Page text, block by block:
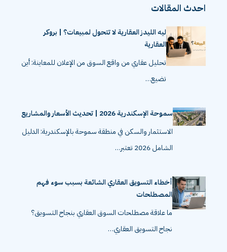
احدث المقالات
ليه الليدز العقارية لا تتحول لمبيعات؟ | بروكر
العقارية
تحليل عقاري من واقع السوق من الإعلان للمعاينة: أين
تضيع…
سموحة الإسكندرية 2026 | تحديث الأسعار والمشاريع
الاستثمار والسكن في منطقة سموحة بالإسكندرية: الدليل
الشامل 2026 تعتبر…
أخطاء التسويق العقاري الشائعة بسبب سوء فهم
المصطلحات
ما علاقة مصطلحات السوق العقاري بنجاح التسويق؟
نجاح التسويق العقاري…